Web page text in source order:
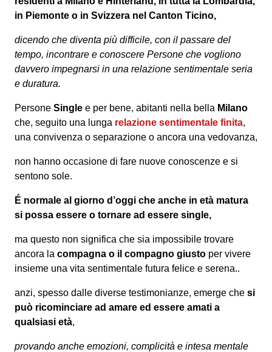
in Piemonte o in Svizzera nel Canton Ticino,
dicendo che diventa più difficile, con il passare del
tempo, incontrare e conoscere Persone che vogliono
davvero impegnarsi in una relazione sentimentale seria
e duratura.
Persone Single e per bene, abitanti nella bella Milano
che, seguito una lunga relazione sentimentale finita,
una convivenza o separazione o ancora una vedovanza,
non hanno occasione di fare nuove conoscenze e si
sentono sole.
É normale al giorno d’oggi che anche in età matura
si possa essere o tornare ad essere single,
ma questo non significa che sia impossibile trovare
ancora la compagna o il compagno giusto per vivere
insieme una vita sentimentale futura felice e serena..
anzi, spesso dalle diverse testimonianze, emerge che si
può ricominciare ad amare ed essere amati a
qualsiasi età,
provando anche emozioni, complicità e intesa mentale